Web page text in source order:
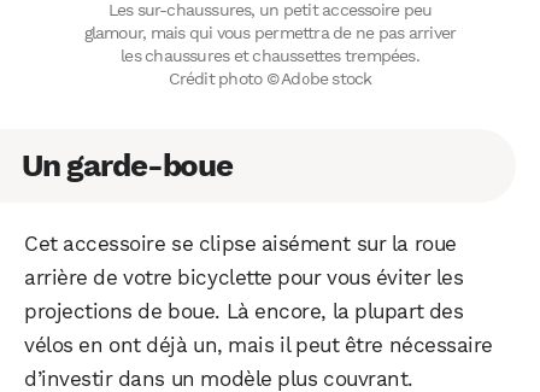
Les sur-chaussures, un petit accessoire peu
glamour, mais qui vous permettra de ne pas arriver
les chaussures et chaussettes trempées.
Crédit photo © Adobe stock
Un garde-boue
Cet accessoire se clipse aisément sur la roue
arrière de votre bicyclette pour vous éviter les
projections de boue. Là encore, la plupart des
vélos en ont déjà un, mais il peut être nécessaire
d’investir dans un modèle plus couvrant.